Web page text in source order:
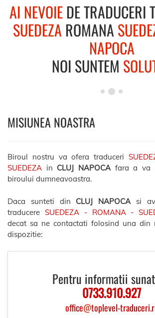
AI NEVOIEDE TRADUCERI
SUEDEZA ROMANA
NAPOCA
NOI SUNTEM
MISIUNEA NOASTRA
Biroul nostru va ofera traduceri
SUEDEZA in CLUJ NAPOCAfara a va
biroului dumneavoastra.
Daca sunteti din CLUJ NAPOCA si
traducere SUEDEZA - ROMANA -
decat sa ne contactati folosind una din
dispozitie:
Pentru informatii
0733.910.927
office@toplevel-